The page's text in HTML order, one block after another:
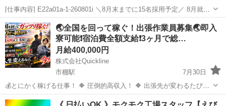
[仕事内容] E22a01a-1-260801i ＼8月末までに15名採用予定／ 8月就業
開始が難しい方も、入社日相談可能です。 メーカー直接雇用（正社
員）への登用制度あり。 髪型・髪色自由であなたらしく働けます！ 20
～...
宮崎 東諸県郡 工場
🌏全国を回って稼ぐ！出張作業員募集🌏即入
寮可能❗️宿泊費全額支給❗️3ヶ月で総…
月給400,000円
株式会社Quickline
市棚駅
7月30日
💰とにかく稼げる仕事！ 🔶 圧倒的高収入！ 🔶 出張先が変わるたび
【10万円以上】支給！ 🔶 宿泊費・交通費すべて会社負担！ 🔶 未経験
宮崎 宮崎市 市棚駅 工場 出張先